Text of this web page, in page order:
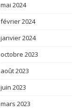
mai 2024
février 2024
janvier 2024
octobre 2023
août 2023
juin 2023
mars 2023